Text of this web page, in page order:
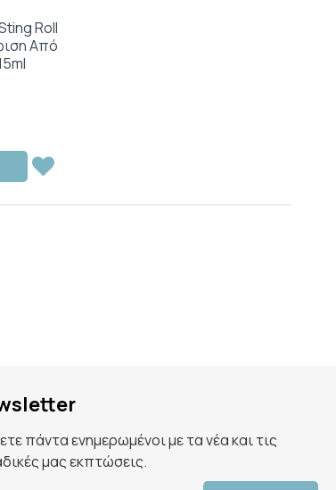
Roll
Από
πάντα ενημερωμένοι με τα νέα και τις
μας εκπτώσεις.